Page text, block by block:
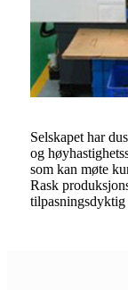
Selskapet har
og
som kan møte
Rask
tilpasningsdyktig